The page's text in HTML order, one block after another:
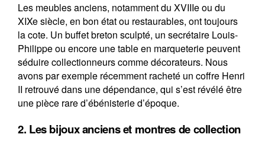
Les meubles anciens, notamment du XVIIIe ou du
XIXe siècle, en bon état ou restaurables, ont toujours
la cote. Un buffet breton sculpté, un secrétaire Louis-
Philippe ou encore une table en marqueterie peuvent
séduire collectionneurs comme décorateurs. Nous
avons par exemple récemment racheté un coffre Henri
II retrouvé dans une dépendance, qui s’est révélé être
une pièce rare d’ébénisterie d’époque.
2. Les bijoux anciens et montres de collection